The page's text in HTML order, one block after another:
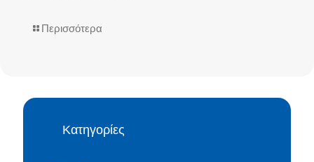
Περισσότερα
Κατηγορίες